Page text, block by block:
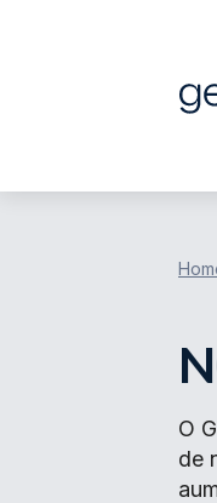
O
de